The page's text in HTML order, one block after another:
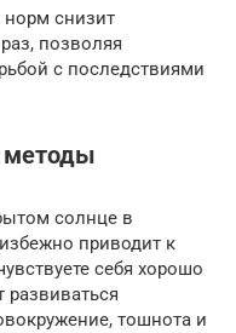
снизит
позволяя
с последствиями
методы
солнце в
приводит к
себя хорошо
тошнота и